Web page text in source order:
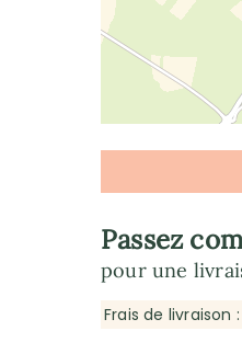
Passez
pour une
Frais de livraison